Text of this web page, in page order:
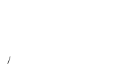
/